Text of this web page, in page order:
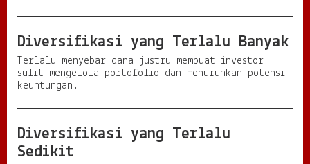
Diversifikasi yang Terlalu Banyak
Terlalu menyebar dana justru membuat investor
sulit mengelola portofolio dan menurunkan potensi
keuntungan.
Diversifikasi yang Terlalu
Sedikit